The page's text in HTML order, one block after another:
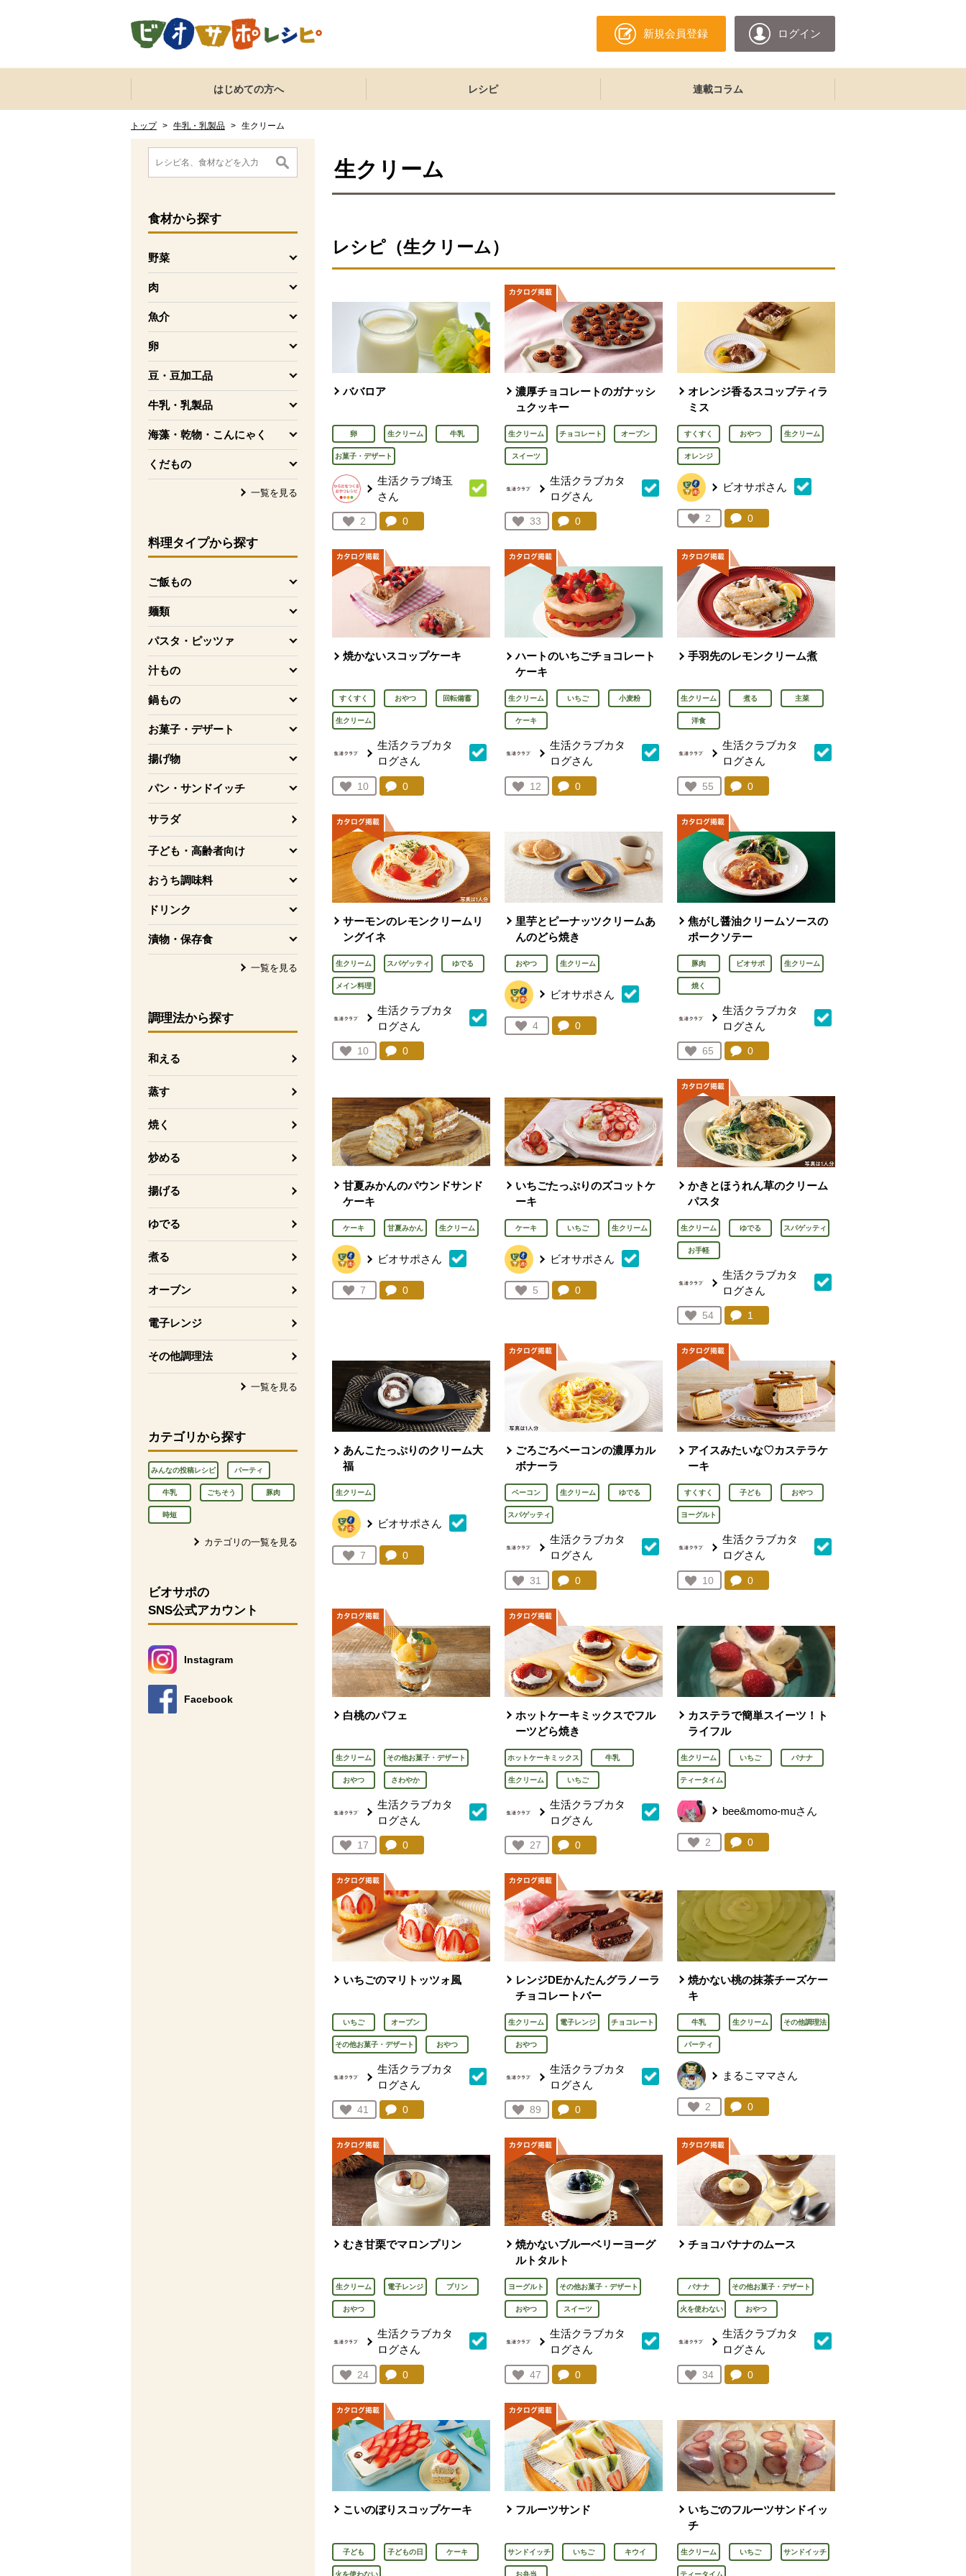
新規会員登録 ログイン
ここからサイト内共通メニューです。
サイト内共通メニューをスキップする
はじめての方へ レシピ 連載コラム
トップ > 牛乳・乳製品 > 生クリーム
ここから消費材検索メニューです。
食材から探す
野菜
を開く
肉
を開く
魚介
を開く
卵
を開く
豆・豆加工品
を開く
牛乳・乳製品
を開く
海藻・乾物・こんにゃく
を開く
くだもの
を開く
一覧を見る
料理タイプから探す
ご飯もの
を開く
麺類
を開く
パスタ・ピッツァ
を開く
汁もの
を開く
鍋もの
を開く
お菓子・デザート
を開く
揚げ物
を開く
パン・サンドイッチ
を開く
サラダ
子ども・高齢者向け
を開く
おうち調味料
を開く
ドリンク
を開く
漬物・保存食
を開く
一覧を見る
調理法から探す
和える
蒸す
焼く
炒める
揚げる
ゆでる
煮る
オーブン
電子レンジ
その他調理法
一覧を見る
カテゴリから探す
みんなの投稿レシピ パーティ
牛乳 ごちそう 豚肉
時短
カテゴリの一覧を見る
消費材検索メニューここまで。
ここから本文です。
ビオサポの
SNS公式アカウント
Instagram
別のウィンドウで開きます。
Facebook
別のウィンドウで開きます。
生クリーム
レシピ（生クリーム）
ババロア
卵 生クリーム 牛乳
お菓子・デザート
生活クラブ埼玉
さん
お気に入り登録：
2
人が登録
コメント：
0
濃厚チョコレートのガナッシ
ュクッキー
生クリーム チョコレート オーブン
スイーツ
生活クラブカタ
ログさん
お気に入り登録：
33
人が登録
コメント：
0件。コメントを見る。
オレンジ香るスコップティラ
ミス
すくすく おやつ 生クリーム
オレンジ
ビオサポさん
お気に入り登録：
2
人が登録
コメント：
0件。コメントを見る。
焼かないスコップケーキ
すくすく おやつ 回転備蓄
生クリーム
生活クラブカタ
ログさん
お気に入り登録：
10
人が登録
コメント：
0
ハートのいちごチョコレート
ケーキ
生クリーム いちご 小麦粉
ケーキ
生活クラブカタ
ログさん
お気に入り登録：
12
人が登録
コメント：
0件。コメントを見る。
手羽先のレモンクリーム煮
生クリーム 煮る 主菜
洋食
生活クラブカタ
ログさん
お気に入り登録：
55
人が登録
コメント：
0件。コメントを見る。
サーモンのレモンクリームリ
ングイネ
生クリーム スパゲッティ ゆでる
メイン料理
生活クラブカタ
ログさん
お気に入り登録：
10
人が登録
コメント：
0
里芋とピーナッツクリームあ
んのどら焼き
おやつ 生クリーム
ビオサポさん
お気に入り登録：
4
人が登録
コメント：
0件。コメントを見る。
焦がし醤油クリームソースの
ポークソテー
豚肉 ビオサポ 生クリーム
焼く
生活クラブカタ
ログさん
お気に入り登録：
65
人が登録
コメント：
0件。コメントを見る。
甘夏みかんのパウンドサンド
ケーキ
ケーキ 甘夏みかん 生クリーム
ビオサポさん
お気に入り登録：
7
人が登録
コメント：
0
いちごたっぷりのズコットケ
ーキ
ケーキ いちご 生クリーム
ビオサポさん
お気に入り登録：
5
人が登録
コメント：
0件。コメントを見る。
かきとほうれん草のクリーム
パスタ
生クリーム ゆでる スパゲッティ
お手軽
生活クラブカタ
ログさん
お気に入り登録：
54
人が登録
コメント：
1件。コメントを見る。
あんこたっぷりのクリーム大
福
生クリーム
ビオサポさん
お気に入り登録：
7
人が登録
コメント：
0
ごろごろベーコンの濃厚カル
ボナーラ
ベーコン 生クリーム ゆでる
スパゲッティ
生活クラブカタ
ログさん
お気に入り登録：
31
人が登録
コメント：
0件。コメントを見る。
アイスみたいな♡カステラケ
ーキ
すくすく 子ども おやつ
ヨーグルト
生活クラブカタ
ログさん
お気に入り登録：
10
人が登録
コメント：
0件。コメントを見る。
白桃のパフェ
生クリーム その他お菓子・デザート
おやつ さわやか
生活クラブカタ
ログさん
お気に入り登録：
17
人が登録
コメント：
0
ホットケーキミックスでフル
ーツどら焼き
ホットケーキミックス 牛乳
生クリーム いちご
生活クラブカタ
ログさん
お気に入り登録：
27
人が登録
コメント：
0件。コメントを見る。
カステラで簡単スイーツ！ト
ライフル
生クリーム いちご バナナ
ティータイム
bee&momo-muさん
お気に入り登録：
2
人が登録
コメント：
0件。コメントを見る。
いちごのマリトッツォ風
いちご オーブン
その他お菓子・デザート おやつ
生活クラブカタ
ログさん
お気に入り登録：
41
人が登録
コメント：
0
レンジDEかんたんグラノーラ
チョコレートバー
生クリーム 電子レンジ チョコレート
おやつ
生活クラブカタ
ログさん
お気に入り登録：
89
人が登録
コメント：
0件。コメントを見る。
焼かない桃の抹茶チーズケー
キ
牛乳 生クリーム その他調理法
パーティ
まるこママさん
お気に入り登録：
2
人が登録
コメント：
0件。コメントを見る。
むき甘栗でマロンプリン
生クリーム 電子レンジ プリン
おやつ
生活クラブカタ
ログさん
お気に入り登録：
24
人が登録
コメント：
0
焼かないブルーベリーヨーグ
ルトタルト
ヨーグルト その他お菓子・デザート
おやつ スイーツ
生活クラブカタ
ログさん
お気に入り登録：
47
人が登録
コメント：
0件。コメントを見る。
チョコバナナのムース
バナナ その他お菓子・デザート
火を使わない おやつ
生活クラブカタ
ログさん
お気に入り登録：
34
人が登録
コメント：
0件。コメントを見る。
こいのぼりスコップケーキ
子ども 子どもの日 ケーキ
火を使わない
フルーツサンド
サンドイッチ いちご キウイ
お弁当
いちごのフルーツサンドイッ
チ
生クリーム いちご サンドイッチ
ティータイム